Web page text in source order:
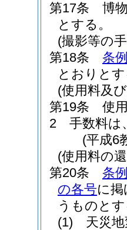
第17条
博
とする。
(撮影等の
第18条
条
とおりと
(使用料及
第19条
使
2
手数料は
(平成6
(使用料の
第20条
条
の各号に
うものと
(1)
天災